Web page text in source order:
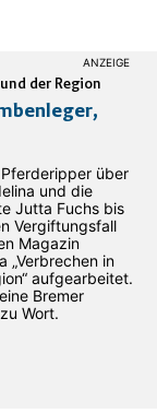
der Region
über
und die
Jutta Fuchs bis
Vergiftungsfall
Magazin
„Verbrechen in
aufgearbeitet.
Bremer
Wort.